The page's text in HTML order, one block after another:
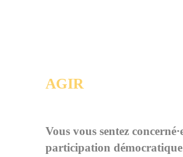
AGIR
Vous vous sentez
participation